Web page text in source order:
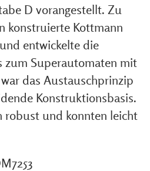
D vorangestellt. Zu
konstruierte Kottmann
entwickelte die
zum Superautomaten mit
das Austauschprinzip
Konstruktionsbasis.
robust und konnten leicht